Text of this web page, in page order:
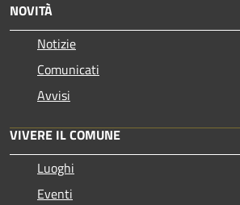
NOVITÀ
Notizie
Comunicati
Avvisi
VIVERE IL COMUNE
Luoghi
Eventi